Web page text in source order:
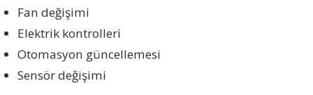
Fan değişimi
Elektrik kontrolleri
Otomasyon güncellemesi
Sensör değişimi